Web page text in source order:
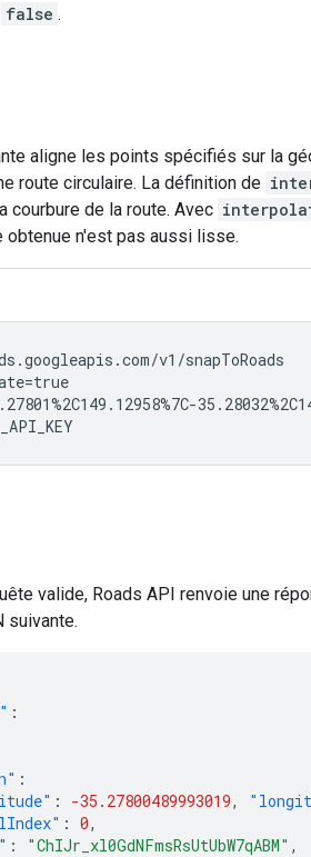
false .
aligne les points spécifiés sur la
route circulaire. La définition de
courbure de la route. Avec
obtenue n'est pas aussi lisse.
v1/snapToRoads
valide, Roads API renvoie une
suivante.
:
:
: -35.27800489993019,
: 0,
: "ChIJr_xl0GdNFmsRsUtUbW7qABM" ,